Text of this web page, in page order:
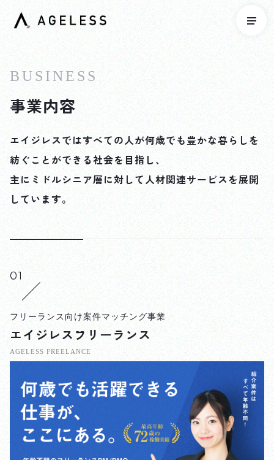
BUSINESS
事業内容
エイジレスではすべての人が何歳でも豊かな暮らしを
紡ぐことができる社会を目指し、
主にミドルシニア層に対して人材関連サービスを展開
しています。
フリーランス向け案件マッチング事業
エイジレスフリーランス
AGELESS FREELANCE